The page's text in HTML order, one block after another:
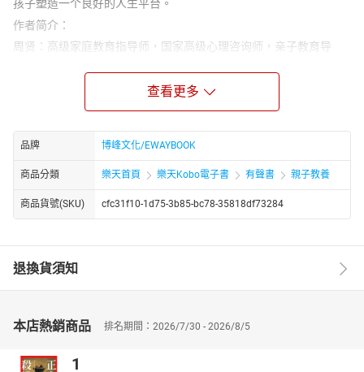
孩子塑造一个良好的人生平台。
作者简介：
周贤：高级家庭教育指导师，国家高级心理咨询师，亲子教育导
家庭教育、两性关系，从改进亲子教育角度出发，以提升家长自我
教育为核心，探索和改进亲子教育的观念和方法，同时创办了周贤
育、家庭教育的重要性、家庭教育的八大误区、阅读的重要性等经
典课程，帮助数万家长从中获益。
查看更多
品牌 博峰文化/EWAYBOOK
商品分類 樂天首頁 樂天Kobo電子書 有聲書 親子教養
商品貨號(SKU) cfc31f10-1d75-3b85-bc78-35818df73284
退換貨須知
本店熱銷商品 排名期間：2026/7/30 - 2026/8/5
1